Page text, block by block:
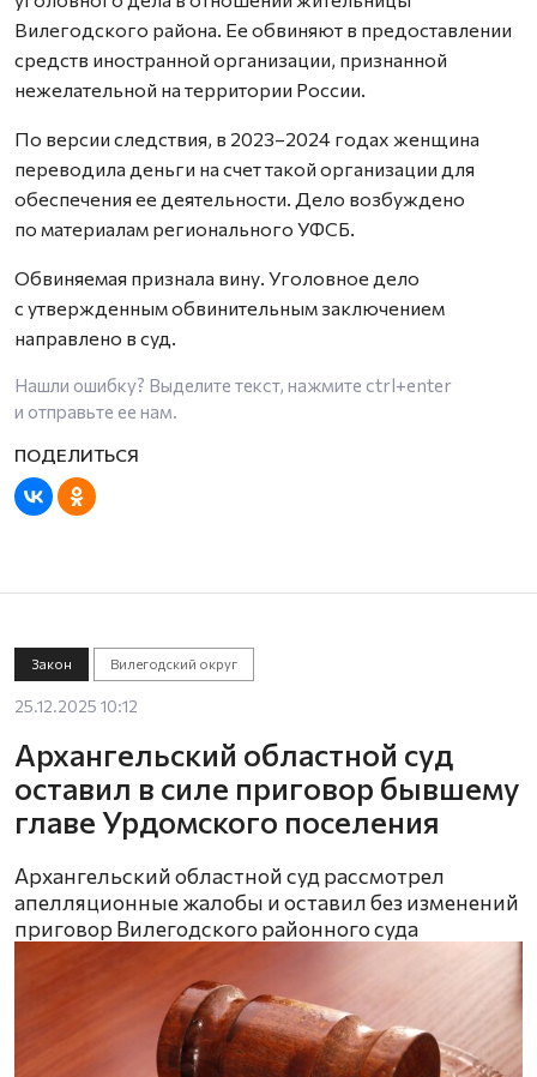
Вилегодского района. Ее обвиняют в предоставлении
средств иностранной организации, признанной
нежелательной на территории России.
По версии следствия, в 2023–2024 годах женщина
переводила деньги на счет такой организации для
обеспечения ее деятельности. Дело возбуждено
по материалам регионального УФСБ.
Обвиняемая признала вину. Уголовное дело
с утвержденным обвинительным заключением
направлено в суд.
Нашли ошибку? Выделите текст, нажмите ctrl+enter
и отправьте ее нам.
Закон Вилегодский округ
25.12.2025 10:12
Архангельский областной суд
оставил в силе приговор бывшему
главе Урдомского поселения
Архангельский областной суд рассмотрел
апелляционные жалобы и оставил без изменений
приговор Вилегодского районного суда